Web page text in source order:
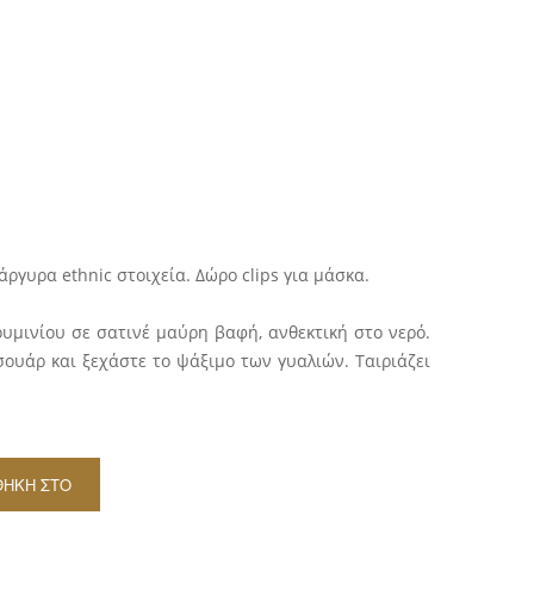
ethnic στοιχεία. Δώρο clips για μάσκα.
σε σατινέ μαύρη βαφή, ανθεκτική στο νερό.
και ξεχάστε το ψάξιμο των γυαλιών. Ταιριάζει
ΣΤΟ